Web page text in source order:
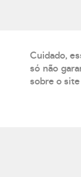
Cuidado,
só não
sobre o